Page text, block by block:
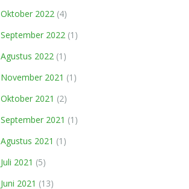
Oktober 2022 (4)
September 2022 (1)
Agustus 2022 (1)
November 2021 (1)
Oktober 2021 (2)
September 2021 (1)
Agustus 2021 (1)
Juli 2021 (5)
Juni 2021 (13)